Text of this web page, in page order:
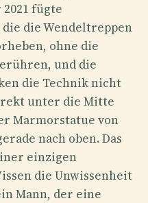
fügte
die Wendeltreppen
ohne die
und die
die Technik nicht
unter die Mitte
Marmorstatue von
nach oben. Das
einzigen
die Unwissenheit
Mann, der eine